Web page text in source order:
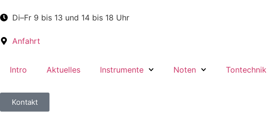
Di–Fr 9 bis 13 und 14 bis 18 Uhr
Anfahrt
Intro Aktuelles Instrumente Noten
Kontakt